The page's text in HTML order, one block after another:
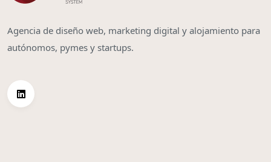
Agencia de diseño web, marketing digital y alojamiento para
autónomos, pymes y startups.